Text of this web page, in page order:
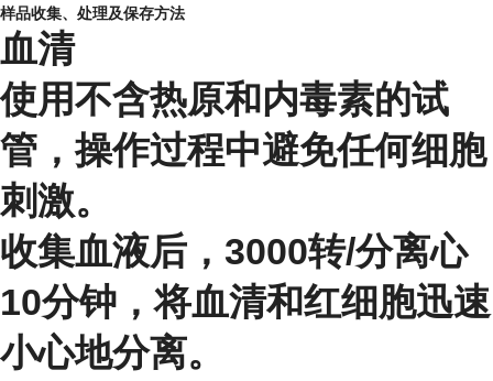
样品收集、处理及保存方法
血清
使用不含热原和内毒素的试
管，操作过程中避免任何细胞
刺激。
收集血液后，3000转/分离心
10分钟，将血清和红细胞迅速
小心地分离。